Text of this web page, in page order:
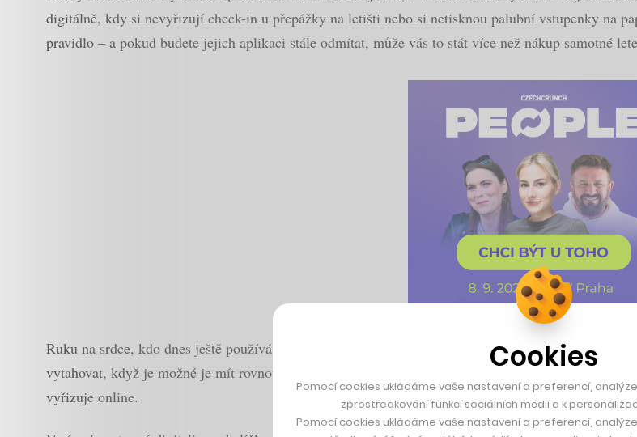
digitálně, kdy si nevyřizují check-in u přepážky na letišti nebo si netisknou palubní vstupenky na
pravidlo – a pokud budete jejich aplikaci stále odmítat, může vás to stát více než nákup samotné
Ruku na srdce, kdo dnes ještě používá papírové palubní vstupenky, které si musí někde
vytahovat, když je možné je mít rovnou v telefonu? Mnoho cestujících to tak už dávno nedělá,
vyřizuje online.
Cookies
Pomocí cookies ukládáme vaše nastavení a preferencí,
zprostředkování funkcí sociálních médií a k
Pomocí cookies ukládáme vaše nastavení a preferencí,